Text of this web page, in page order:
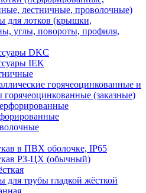
лестничные, проволочные)
для лотков (крышки,
углы, повороты, профиля,
DKC
IEK
горячеоцинкованные и
горячеоцинкованные (заказные)
в ПВХ оболочке, IP65
РЗ-ЦХ (обычный)
для трубы гладкой жёсткой